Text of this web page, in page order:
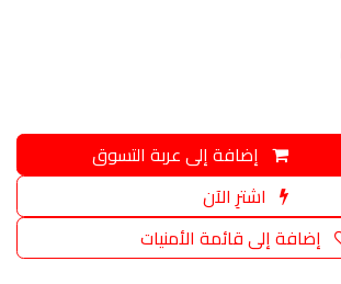
إضافة إلى عربة التسوق
اشترِ الآن
إضافة إلى قائمة الأمنيات